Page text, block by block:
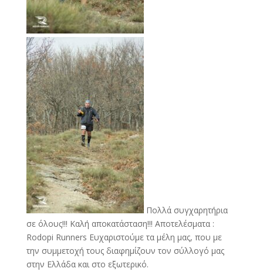
Πολλά συγχαρητήρια
σε όλους!!! Καλή αποκατάσταση!!! Αποτελέσματα :
Rodopi Runners Ευχαριστούμε τα μέλη μας, που με
την συμμετοχή τους διαφημίζουν τον σύλλογό μας
στην Ελλάδα και στο εξωτερικό.